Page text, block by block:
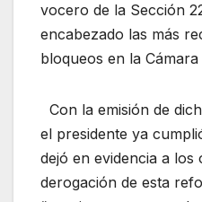
vocero de la Sección
encabezado las más
bloqueos en la
Con la emisión de
el presidente ya
dejó en evidencia a los
derogación de esta